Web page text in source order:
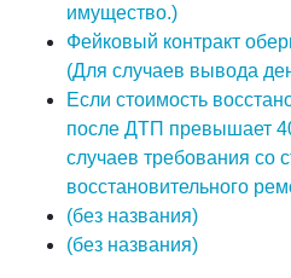
имущество.)
Фейковый контракт
(Для случаев вывода
Если стоимость
после ДТП превышает
случаев требования со
восстановительного
(без названия)
(без названия)